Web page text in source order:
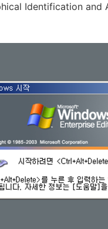
Identification and